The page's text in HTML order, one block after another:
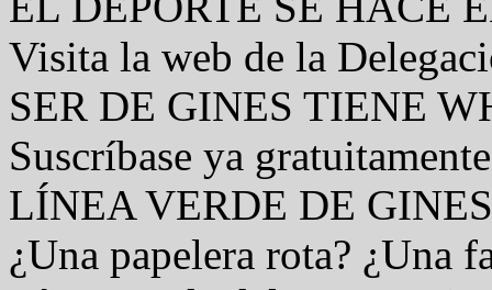
Visita la web de la
SER DE GINES TIENE
Suscríbase ya
LÍNEA VERDE DE GINES
¿Una papelera rota? ¿Una